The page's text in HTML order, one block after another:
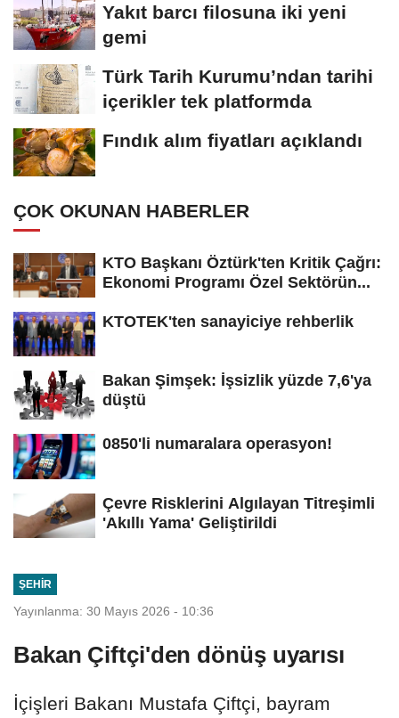
Yakıt barcı filosuna iki yeni
gemi
Türk Tarih Kurumu’ndan tarihi
içerikler tek platformda
Fındık alım fiyatları açıklandı
ÇOK OKUNAN HABERLER
KTO Başkanı Öztürk'ten Kritik Çağrı:
Ekonomi Programı Özel Sektörün...
KTOTEK'ten sanayiciye rehberlik
Bakan Şimşek: İşsizlik yüzde 7,6'ya
düştü
0850'li numaralara operasyon!
Çevre Risklerini Algılayan Titreşimli
'Akıllı Yama' Geliştirildi
ŞEHIR
Yayınlanma: 30 Mayıs 2026 - 10:36
Bakan Çiftçi'den dönüş uyarısı
İçişleri Bakanı Mustafa Çiftçi, bayram